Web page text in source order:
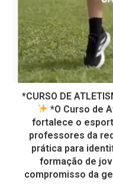
*CURSO DE
*O Curso de
fortalece o
professores da
prática para
formação de
compromisso da